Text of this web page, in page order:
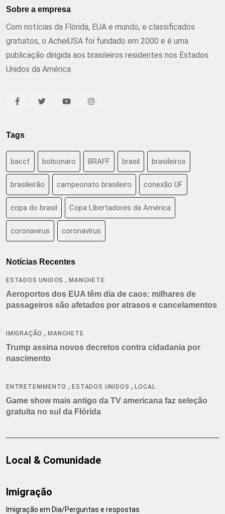
Sobre a empresa
Com notícias da Flórida, EUA e mundo, e classificados
gratuitos, o AcheiUSA foi fundado em 2000 e é uma
publicação dirigida aos brasileiros residentes nos Estados
Unidos da América
Tags
baccf bolsonaro BRAFF brasil brasileiros
brasileirão campeonato brasileiro conexão UF
copa do brasil Copa Libertadores da América
coronavirus coronavírus
Notícias Recentes
ESTADOS UNIDOS ,MANCHETE
Aeroportos dos EUA têm dia de caos: milhares de
passageiros são afetados por atrasos e cancelamentos
IMIGRAÇÃO ,MANCHETE
Trump assina novos decretos contra cidadania por
nascimento
ENTRETENIMENTO ,ESTADOS UNIDOS ,LOCAL
Game show mais antigo da TV americana faz seleção
gratuita no sul da Flórida
Local & Comunidade
Imigração
Imigração em Dia/Perguntas e respostas